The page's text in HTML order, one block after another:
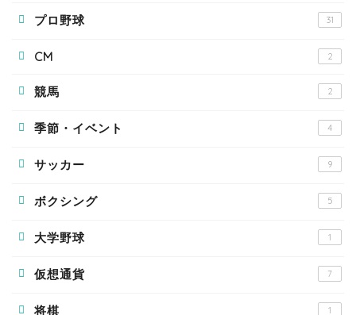
プロ野球 31
CM 2
競馬 2
季節・イベント 4
サッカー 9
ボクシング 5
大学野球 1
仮想通貨 7
将棋 1